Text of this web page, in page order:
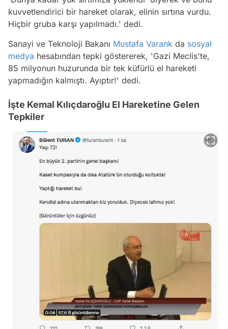
kuvvetlendirici bir hareket olarak, elinin sırtına vurdu.
Hiçbir gruba karşı yapılmadı.' dedi.
Sanayi ve Teknoloji Bakanı Mustafa Varank da sosyal
medya hesabından tepki göstererek, 'Gazi Meclis'te,
85 milyonun huzurunda bir tek küfürlü el hareketi
yapmadığın kalmıştı. Ayıptır!' dedi.
İşte Kemal Kılıçdaroğlu El Hareketine Gelen
Tepkiler